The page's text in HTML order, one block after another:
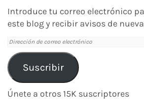
Introduce tu correo electrónico
este blog y recibir avisos de
Dirección
de
correo
electrónico
Suscribir
Únete a otros 15K suscriptores